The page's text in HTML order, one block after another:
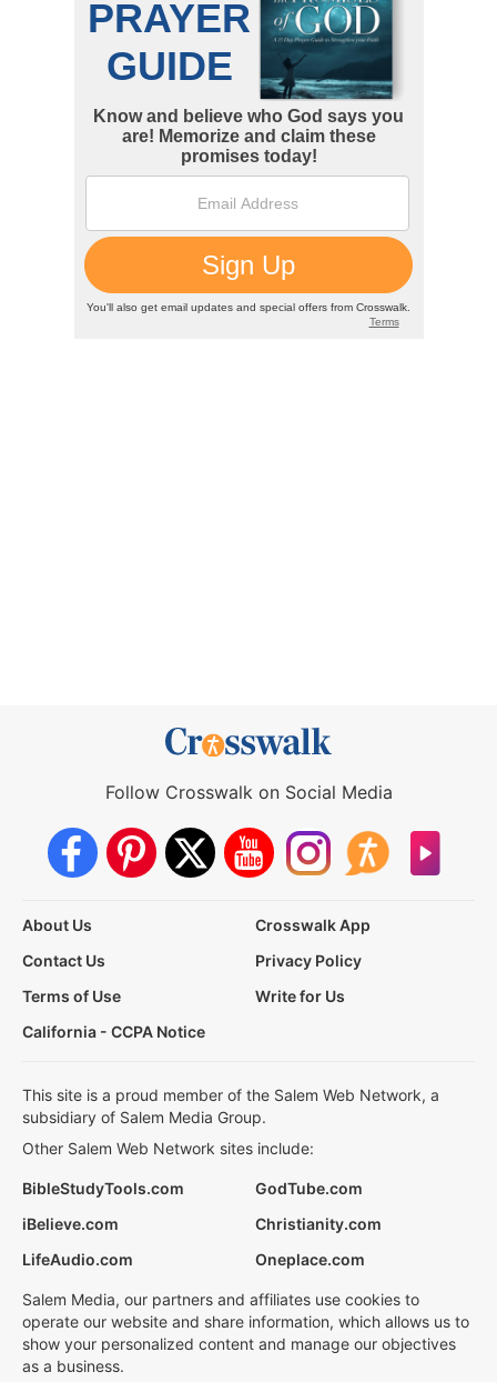
Follow Crosswalk on Social Media
About Us
Crosswalk App
Contact Us
Privacy Policy
Terms of Use
Write for Us
California - CCPA Notice
This site is a proud member of the Salem Web Network, a
subsidiary of Salem Media Group.
Other Salem Web Network sites include:
BibleStudyTools.com
GodTube.com
iBelieve.com
Christianity.com
LifeAudio.com
Oneplace.com
Salem Media, our partners and affiliates use cookies to
operate our website and share information, which allows us to
show your personalized content and manage our objectives
as a business.